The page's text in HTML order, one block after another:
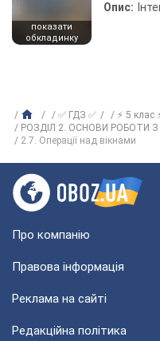
показати
обкладинку
Опис:
✅ ГДЗ ✅ ⚡ 5 клас
РОЗДІЛ 2. ОСНОВИ РОБОТИ
2.7. Операції над вікнами
Про компанію
Правова інформація
Реклама на сайті
Редакційна політика